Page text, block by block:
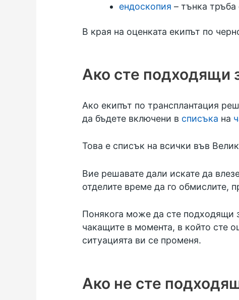
ендоскопия – тънка тръба
В края на оценката екипът по
Ако сте подходящи
Ако екипът по трансплантация
да бъдете включени в списъка на
Това е списък на всички във
Вие решавате дали искате да
отделите време да го обмислите,
Понякога може да сте подходящи
чакащите в момента, в който сте
ситуацията ви се променя.
Ако не сте